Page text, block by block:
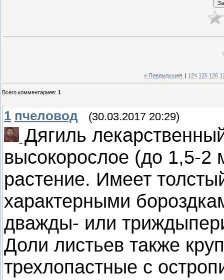
« Предыдущая 124 125 126
Всего комментариев: 1
1 пчеловод (30.03.2017 20:29)
Дягиль
высокорослое (до 1,5-2
растение. Имеет
характерными
дважды- или
Доли листьев также
трехлопастные с